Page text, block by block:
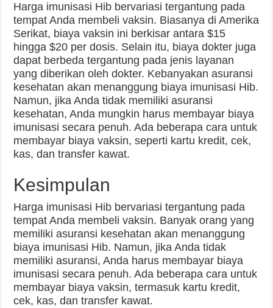
Harga imunisasi Hib bervariasi tergantung pada
tempat Anda membeli vaksin. Biasanya di Amerika
Serikat, biaya vaksin ini berkisar antara $15
hingga $20 per dosis. Selain itu, biaya dokter juga
dapat berbeda tergantung pada jenis layanan
yang diberikan oleh dokter. Kebanyakan asuransi
kesehatan akan menanggung biaya imunisasi Hib.
Namun, jika Anda tidak memiliki asuransi
kesehatan, Anda mungkin harus membayar biaya
imunisasi secara penuh. Ada beberapa cara untuk
membayar biaya vaksin, seperti kartu kredit, cek,
kas, dan transfer kawat.
Kesimpulan
Harga imunisasi Hib bervariasi tergantung pada
tempat Anda membeli vaksin. Banyak orang yang
memiliki asuransi kesehatan akan menanggung
biaya imunisasi Hib. Namun, jika Anda tidak
memiliki asuransi, Anda harus membayar biaya
imunisasi secara penuh. Ada beberapa cara untuk
membayar biaya vaksin, termasuk kartu kredit,
cek, kas, dan transfer kawat.